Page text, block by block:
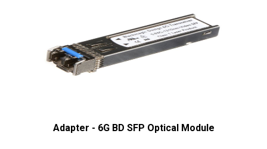
Adapter - 6G BD SFP Optical Module